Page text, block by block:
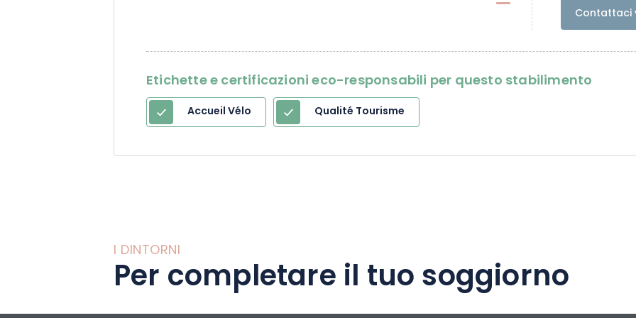
Contattaci
Etichette e certificazioni eco-responsabili per questo stabilimento
Accueil Vélo Qualité Tourisme
I DINTORNI
Per completare il tuo soggiorno